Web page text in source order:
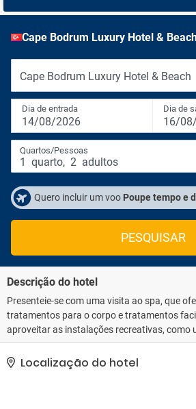
Cape Bodrum Luxury Hotel &
Cape Bodrum Luxury Hotel & Beach
Dia de entrada
14/08/2026
Dia de
16/
Quartos/Pessoas
1 quarto, 2 adultos
Quero incluir um voo Poupe tempo e
PESQUISAR
Descrição do hotel
Presenteie-se com uma visita ao spa, que
tratamentos para o corpo e tratamentos
aproveitar as instalações recreativas, como
uma sauna seca e uma academia. este
também oferece Wi-Fi de cortesia, serviços de
cabeleireiro.. As comodidades presentes
Localização do hotel